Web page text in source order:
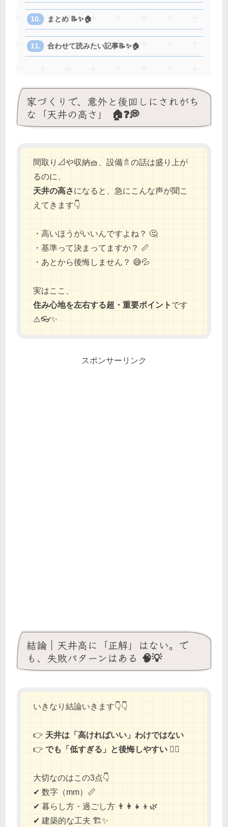
まとめ 📝✨🏠
合わせて読みたい記事📝✨🏠
家づくりで、意外と後回しにされがち
な「天井の高さ」 🏠❓💭
間取り📐や収納🧺、設備🚿の話は盛り上が
るのに、
天井の高さになると、急にこんな声が聞こ
えてきます👇
・高いほうがいいんですよね？ 🤔
・基準って決まってますか？ 📏
・あとから後悔しません？ 😅💦
実はここ、
住み心地を左右する超・重要ポイント です
⚠️👓✨
スポンサーリンク
結論｜天井高に「正解」はない。で
も、失敗パターンはある 🧠💡
いきなり結論いきます👇👇
👉 天井は「高ければいい」わけではない
👉 でも「低すぎる」と後悔しやすい 😵‍💫
大切なのはこの3点👇
✔ 数字（mm）📏
✔ 暮らし方・過ごし方 👨‍👩‍👧‍👦🌿
✔ 建築的な工夫 🏗️✨